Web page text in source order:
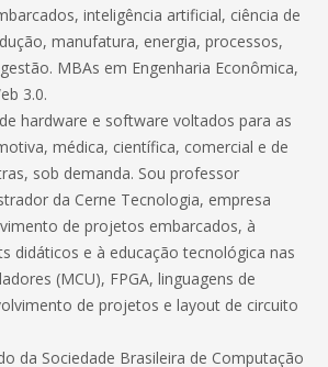
inteligência artificial, ciência de
manufatura, energia, processos,
MBAs em Engenharia Econômica,
3.0.
hardware e software voltados para as
médica, científica, comercial e de
sob demanda. Sou professor
da Cerne Tecnologia, empresa
de projetos embarcados, à
didáticos e à educação tecnológica nas
(MCU), FPGA, linguagens de
de projetos e layout de circuito
da Sociedade Brasileira de Computação